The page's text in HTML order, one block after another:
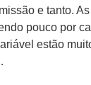
e tanto.
pouco por
estão